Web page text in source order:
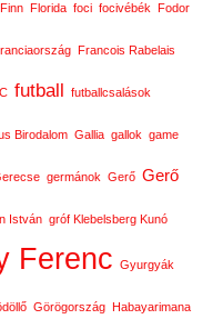
Finn Florida foci focivébék Fodor
Francois Rabelais
futball futballcsalások
Birodalom Gallia gallok game
germánok Gerő Gerő
István gróf Klebelsberg Kunó
Ferenc Gyurgyák
Görögország Habayarimana